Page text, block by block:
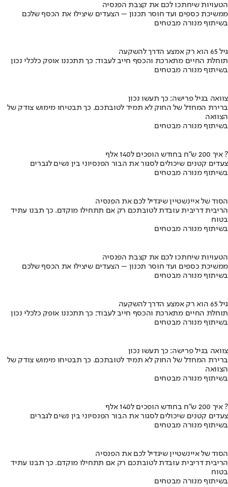
הטעויות שיחתכו לכם את קצבת הפנסיה
ממשיכת כספים ועד חוסר תכנון – הצעדים שיצילו את הכסף שלכם
בשיתוף מנורה מבטחים
גיל 65 הוא רק אמצע הדרך להשקעה
תוחלת החיים מתארכת והכסף חייב לעבוד: כך תתכננו אופק כלכלי נכון
בשיתוף מנורה מבטחים
צוואה בגיל פרישה: כך תעשו נכון
ברירת המחדל של החוק לא תמיד לטובתכם. כך תבטיחו מימוש צודק של
הצוואה
בשיתוף מנורה מבטחים
איך 200 ש"ח בחודש הופכים ל140 אלף ?
צעדים קטנים שיכולים לסגור את הבור הפנסיוני בין נשים לגברים
בשיתוף מנורה מבטחים
הסוד של איינשטיין שיגדיל לכם את הפנסיה
הריבית דריבית עובדת לטובתכם רק אם תתחילו מוקדם. כך תבנו עתיד
בטוח
בשיתוף מנורה מבטחים
הטעויות שיחתכו לכם את קצבת הפנסיה
ממשיכת כספים ועד חוסר תכנון – הצעדים שיצילו את הכסף שלכם
בשיתוף מנורה מבטחים
גיל 65 הוא רק אמצע הדרך להשקעה
תוחלת החיים מתארכת והכסף חייב לעבוד: כך תתכננו אופק כלכלי נכון
בשיתוף מנורה מבטחים
צוואה בגיל פרישה: כך תעשו נכון
ברירת המחדל של החוק לא תמיד לטובתכם. כך תבטיחו מימוש צודק של
הצוואה
בשיתוף מנורה מבטחים
איך 200 ש"ח בחודש הופכים ל140 אלף ?
צעדים קטנים שיכולים לסגור את הבור הפנסיוני בין נשים לגברים
בשיתוף מנורה מבטחים
הסוד של איינשטיין שיגדיל לכם את הפנסיה
הריבית דריבית עובדת לטובתכם רק אם תתחילו מוקדם. כך תבנו עתיד
בטוח
בשיתוף מנורה מבטחים